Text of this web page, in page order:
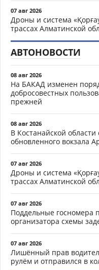
07 авг 2026
Дроны и система
трассах Алматинской
АВТОНОВОСТИ
08 авг 2026
На БАКАД изменен
добросовестных
прежней
08 авг 2026
В Костанайской области
обновленного вокзала
07 авг 2026
Дроны и система
трассах Алматинской
07 авг 2026
Поддельные госномера
организатора схемы
07 авг 2026
Лишённый прав
рулём и отправился в